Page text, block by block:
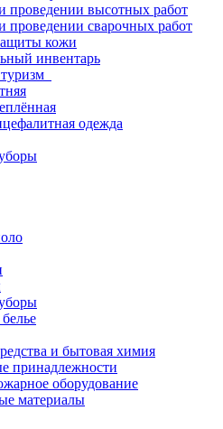
проведении высотных работ
проведении сварочных работ
кожи
инвентарь
одежда
и бытовая химия
принадлежности
оборудование
материалы